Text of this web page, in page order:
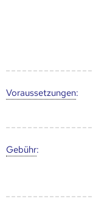
Voraus­setzungen:
Gebühr: